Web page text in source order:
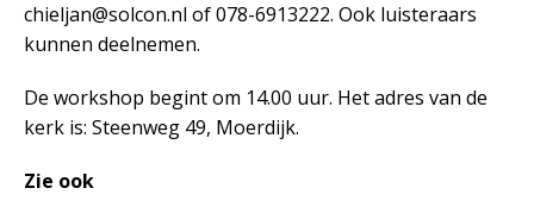
chieljan@solcon.nl of 078-6913222. Ook luisteraars
kunnen deelnemen.
De workshop begint om 14.00 uur. Het adres van de
kerk is: Steenweg 49, Moerdijk.
Zie ook